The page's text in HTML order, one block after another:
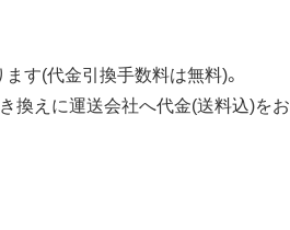
す(代金引換手数料は無料)。
換えに運送会社へ代金(送料込)をお